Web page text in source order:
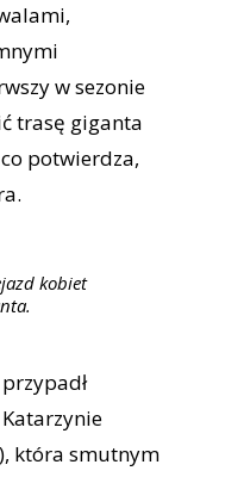
w sezonie
trasę giganta
potwierdza,
kobiet
która smutnym